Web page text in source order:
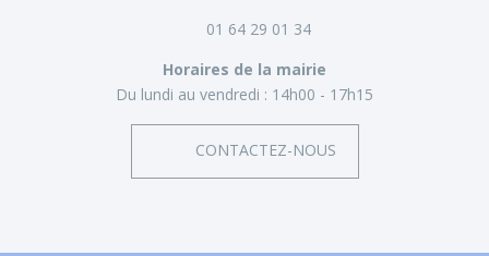
01 64 29 01 34
Horaires de la mairie
Du lundi au vendredi : 14h00 - 17h15
CONTACTEZ-NOUS